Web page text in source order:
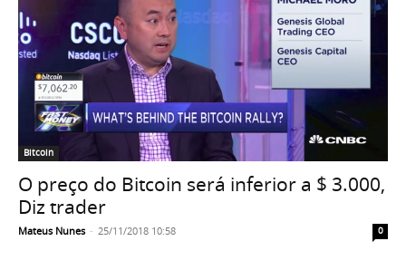
Bitcoin
O preço do Bitcoin será inferior a $ 3.000,
Diz trader
Mateus Nunes - 25/11/2018 10:58 0